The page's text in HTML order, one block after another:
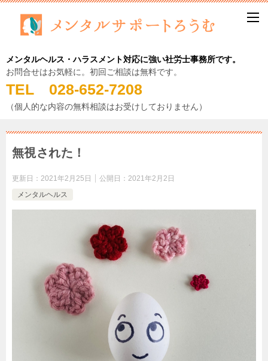
メンタルヘルス・ハラスメント対応に強い社労士事務所です。
お問合せはお気軽に。初回ご相談は無料です。
TEL 028-652-7208
（個人的な内容の無料相談はお受けしておりません）
無視された！
更新日： 2021年2月25日 公開日： 2021年2月2日
メンタルヘルス